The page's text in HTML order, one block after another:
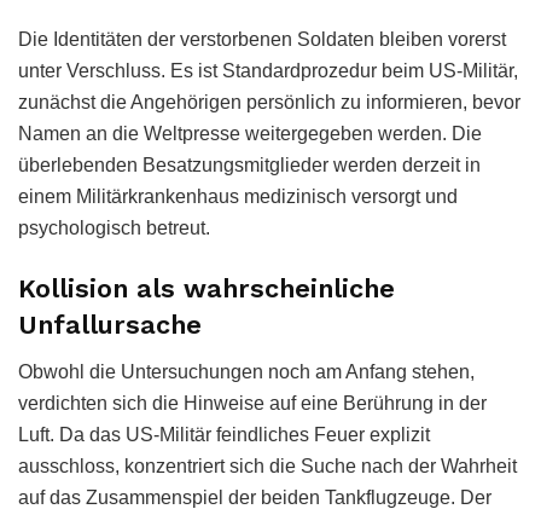
Die Identitäten der verstorbenen Soldaten bleiben vorerst
unter Verschluss. Es ist Standardprozedur beim US-Militär,
zunächst die Angehörigen persönlich zu informieren, bevor
Namen an die Weltpresse weitergegeben werden. Die
überlebenden Besatzungsmitglieder werden derzeit in
einem Militärkrankenhaus medizinisch versorgt und
psychologisch betreut.
Kollision als wahrscheinliche
Unfallursache
Obwohl die Untersuchungen noch am Anfang stehen,
verdichten sich die Hinweise auf eine Berührung in der
Luft. Da das US-Militär feindliches Feuer explizit
ausschloss, konzentriert sich die Suche nach der Wahrheit
auf das Zusammenspiel der beiden Tankflugzeuge. Der